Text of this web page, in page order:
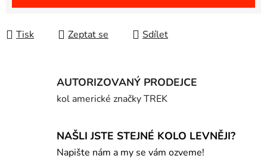
Tisk Zeptat se Sdílet
AUTORIZOVANÝ PRODEJCE
kol americké značky TREK
NAŠLI JSTE STEJNÉ KOLO LEVNĚJI?
Napište nám a my se vám ozveme!